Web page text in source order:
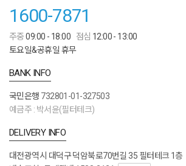
1600-7871
주중09:00 - 18:00 점심 12:00 - 13:00
토요일&공휴일 휴무
BANK INFO
국민은행 732801-01-327503
예금주 : 박서윤(필터테크)
DELIVERY INFO
대전광역시 대덕구 덕암북로70번길 35 필터테크 1층